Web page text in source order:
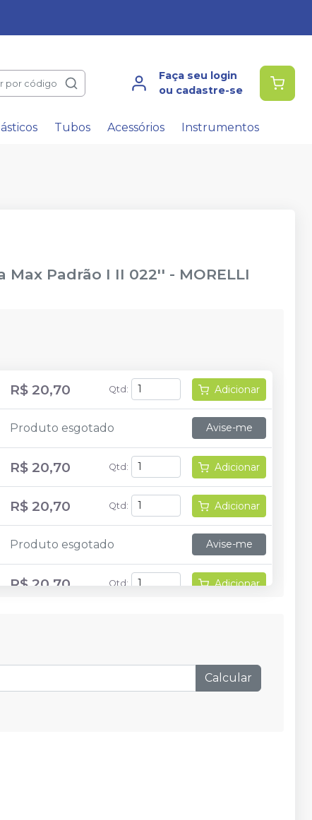
por código
Faça seu login
ou cadastre-se
Tubos Acessórios Instrumentos
Max Padrão I II 022'' - MORELLI
R$ 20,70 Qtd : Adicionar
Produto esgotado Avise-me
R$ 20,70 Qtd : Adicionar
R$ 20,70 Qtd : Adicionar
Produto esgotado Avise-me
R$ 20,70 Qtd: Adicionar
Calcular